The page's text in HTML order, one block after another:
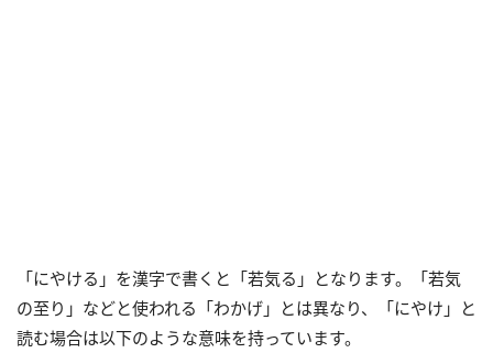
「にやける」を漢字で書くと「若気る」となります。「若気
の至り」などと使われる「わかげ」とは異なり、「にやけ」と
読む場合は以下のような意味を持っています。